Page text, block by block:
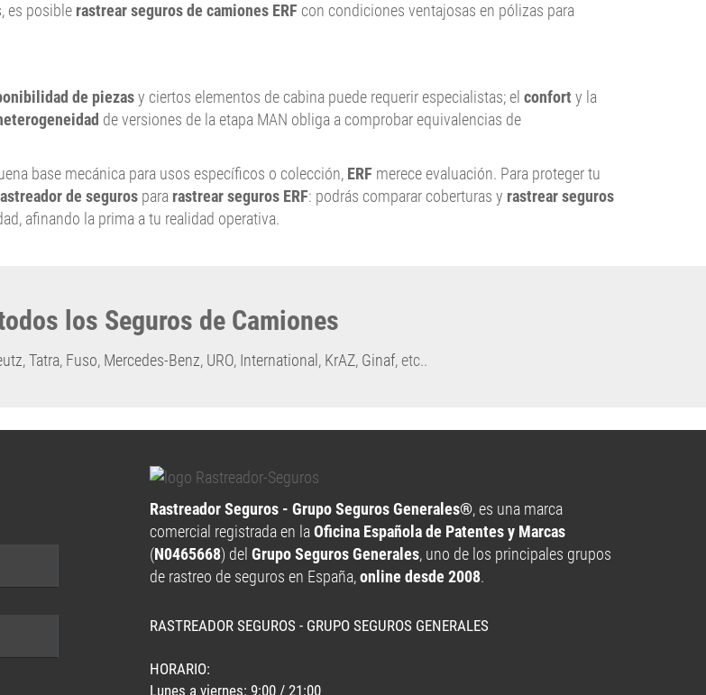
es posible rastrear seguros de camiones ERF con condiciones ventajosas en pólizas para
de piezasy ciertos elementos de cabina puede requerir especialistas; el confort y la
de versiones de la etapa MAN obliga a comprobar equivalencias de
base mecánica para usos específicos o colección, ERF merece evaluación. Para proteger tu
de seguros para rastrear seguros ERF: podrás comparar coberturas y rastrear seguros
afinando la prima a tu realidad operativa.
los Seguros de Camiones
,Tatra, Fuso, Mercedes-Benz, URO, International , KrAZ, Ginaf, etc..
Rastreador Seguros - Grupo Seguros Generales®, es una marca
comercial registrada en laOficina Española de Patentes y Marcas
(N0465668) del Grupo Seguros Generales, uno de los principales grupos
de rastreo de seguros en España,online desde 2008.
RASTREADOR SEGUROS - GRUPO SEGUROS GENERALES
HORARIO:
Lunes a viernes: 9:00 / 21:00